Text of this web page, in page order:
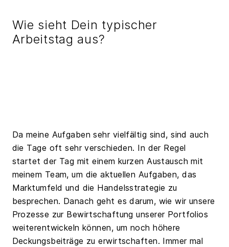
Wie sieht Dein typischer
Arbeitstag aus?
Da meine Aufgaben sehr vielfältig sind, sind auch
die Tage oft sehr verschieden. In der Regel
startet der Tag mit einem kurzen Austausch mit
meinem Team, um die aktuellen Aufgaben, das
Marktumfeld und die Handelsstrategie zu
besprechen. Danach geht es darum, wie wir unsere
Prozesse zur Bewirtschaftung unserer Portfolios
weiterentwickeln können, um noch höhere
Deckungsbeiträge zu erwirtschaften. Immer mal